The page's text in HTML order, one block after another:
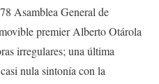
Asamblea General de
premier Alberto Otárola
irregulares; una última
nula sintonía con la